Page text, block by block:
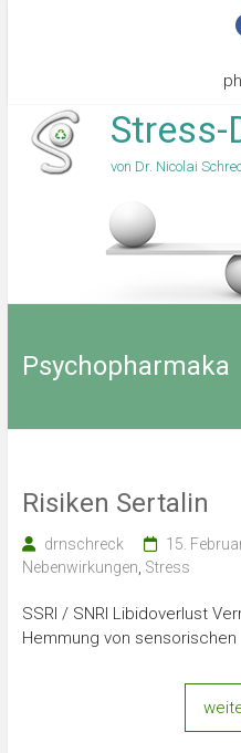
Stress-
von Dr. Nicolai
Psychopharmaka
Risiken Sertalin
drnschreck 15.
Nebenwirkungen Stress
SSRI / SNRI Libidoverlust
Hemmung von sensorischen